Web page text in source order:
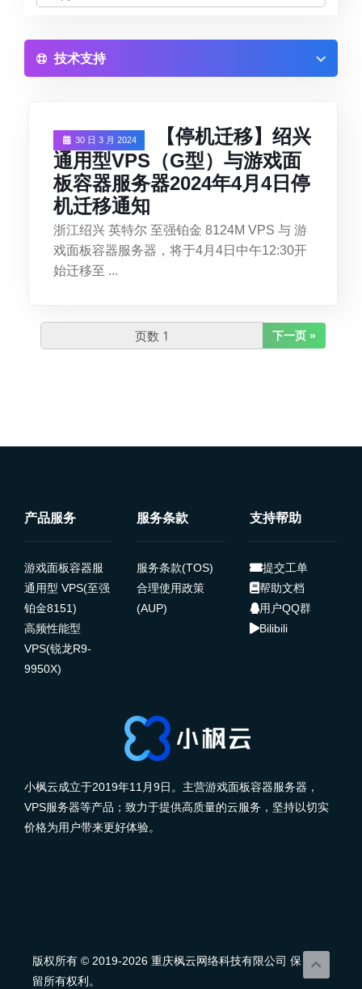
技术支持
30 日 3 月 2024
【停机迁移】绍兴
通用型VPS（G型）与游戏面
板容器服务器2024年4月4日停
机迁移通知
浙江绍兴 英特尔 至强铂金 8124M VPS 与 游
戏面板容器服务器，将于4月4日中午12:30开
始迁移至 ...
下一页 »
产品服务
游戏面板容器服
通用型 VPS(至强
铂金8151)
高频性能型
VPS(锐龙R9-
9950X)
服务条款
服务条款(TOS)
合理使用政策
(AUP)
支持帮助
提交工单
帮助文档
用户QQ群
Bilibili
小枫云成立于2019年11月9日。主营游戏面板容器服务器，
VPS服务器等产品；致力于提供高质量的云服务，坚持以切实
价格为用户带来更好体验。
版权所有 © 2019-2026 重庆枫云网络科技有限公司 保
留所有权利。